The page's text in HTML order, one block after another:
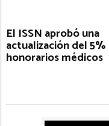
El ISSN aprobó una
actualización del
honorarios médicos